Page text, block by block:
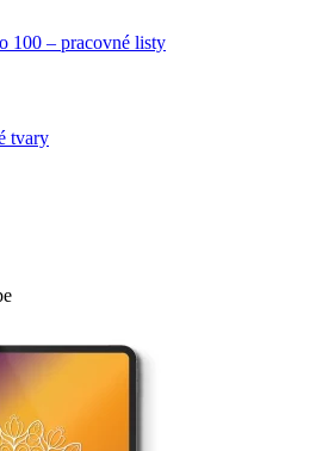
100 – pracovné listy
tvary